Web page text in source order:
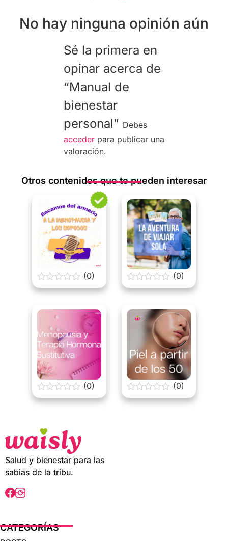
No hay ninguna opinión aún
Sé la primera en
opinar acerca de
“Manual de
bienestar
personal” Debes
accederpara publicar una
valoración.
Otros contenidos que te pueden interesar
0
t
5
(0)
0
t
(0)
0
o
f
5
(0)
0
(0)
Salud y bienestar para las
sabias de la tribu.
CATEGORÍAS